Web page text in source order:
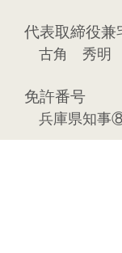
代表取締役兼
古角 秀明
免許番号
兵庫県知事